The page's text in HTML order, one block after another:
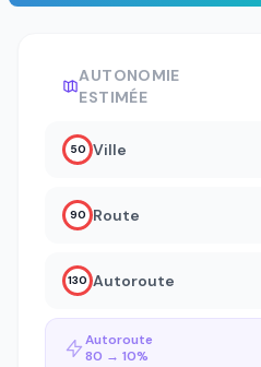
AUTONOMIE
ESTIMÉE
50 Ville
90 Route
130 Autoroute
Autoroute
80 → 10%